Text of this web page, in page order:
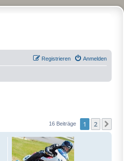
Anmelden
Registrieren
16 Beiträge 1 2